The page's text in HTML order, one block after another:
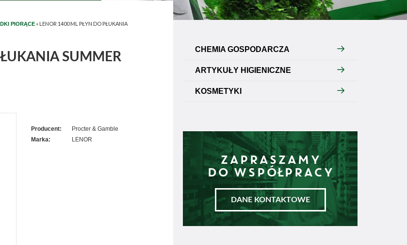
PIORĄCE » LENOR 1400 ML PŁYN DO PŁUKANIA
SUMMER
Producent:
Procter & Gamble
Marka:
LENOR
CHEMIA GOSPODARCZA
ARTYKUŁY HIGIENICZNE
KOSMETYKI
ZAPRASZAMY
DO WSPÓŁPRACY
DANE KONTAKTOWE